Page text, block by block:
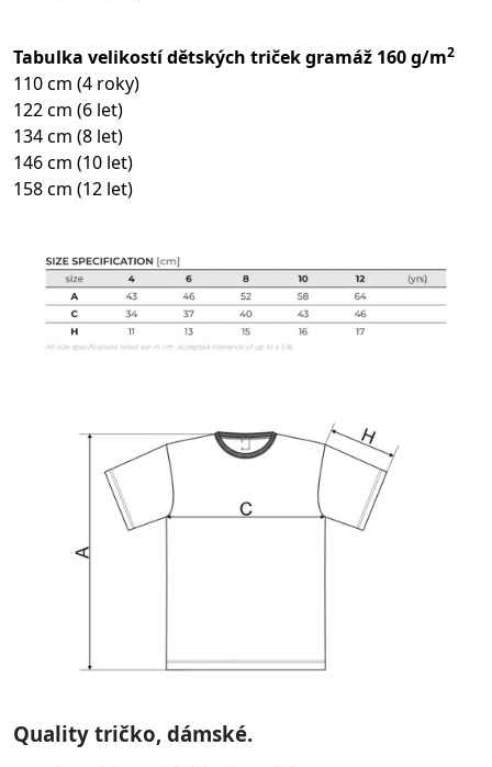
Tabulka velikostí dětských triček gramáž 160 g/m2
110 cm (4 roky)
122 cm (6 let)
134 cm (8 let)
146 cm (10 let)
158 cm (12 let)
Quality tričko, dámské.